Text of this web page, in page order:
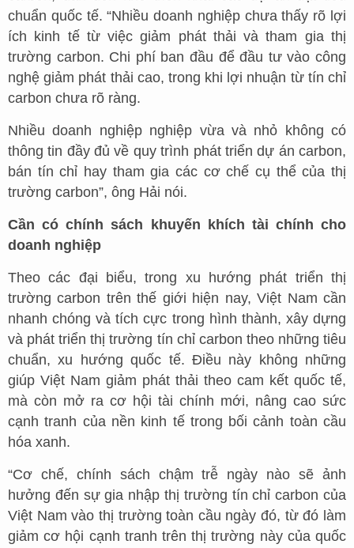
chuẩn quốc tế. “Nhiều doanh nghiệp chưa thấy rõ lợi
ích kinh tế từ việc giảm phát thải và tham gia thị
trường carbon. Chi phí ban đầu để đầu tư vào công
nghệ giảm phát thải cao, trong khi lợi nhuận từ tín chỉ
carbon chưa rõ ràng.
Nhiều doanh nghiệp nghiệp vừa và nhỏ không có
thông tin đầy đủ về quy trình phát triển dự án carbon,
bán tín chỉ hay tham gia các cơ chế cụ thể của thị
trường carbon”, ông Hải nói.
Cần có chính sách khuyến khích tài chính cho
doanh nghiệp
Theo các đại biểu, trong xu hướng phát triển thị
trường carbon trên thế giới hiện nay, Việt Nam cần
nhanh chóng và tích cực trong hình thành, xây dựng
và phát triển thị trường tín chỉ carbon theo những tiêu
chuẩn, xu hướng quốc tế. Điều này không những
giúp Việt Nam giảm phát thải theo cam kết quốc tế,
mà còn mở ra cơ hội tài chính mới, nâng cao sức
cạnh tranh của nền kinh tế trong bối cảnh toàn cầu
hóa xanh.
“Cơ chế, chính sách chậm trễ ngày nào sẽ ảnh
hưởng đến sự gia nhập thị trường tín chỉ carbon của
Việt Nam vào thị trường toàn cầu ngày đó, từ đó làm
giảm cơ hội cạnh tranh trên thị trường này của quốc